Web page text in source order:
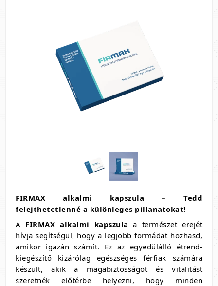
FIRMAX alkalmi kapszula – Tedd
felejthetetlenné a különleges pillanatokat!
A FIRMAX alkalmi kapszula a természet erejét
hívja segítségül, hogy a legjobb formádat hozhasd,
amikor igazán számít. Ez az egyedülálló étrend-
kiegészítő kizárólag egészséges férfiak számára
készült, akik a magabiztosságot és vitalitást
szeretnék előtérbe helyezni, hogy minden